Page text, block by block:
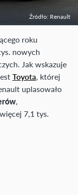
Źródło: Renault
roku
nowych
Jak wskazuje
Toyota, której
uplasowało
,
7,1 tys.